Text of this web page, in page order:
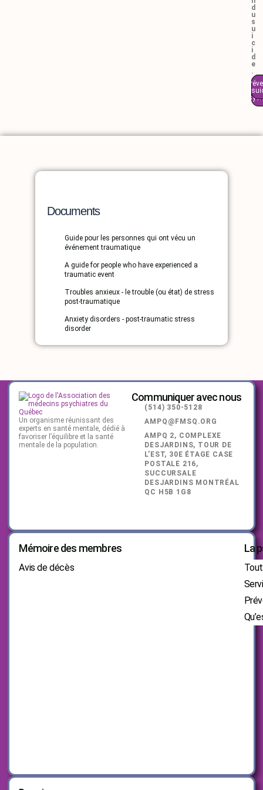
d
u
s
u
i
c
i
d
e
.
Documents
Guide pour les personnes qui ont vécu un
événement traumatique
A guide for people who have experienced a
traumatic event
Troubles anxieux - le trouble (ou état) de stress
post-traumatique
Anxiety disorders - post-traumatic stress
disorder
Un organisme réunissant des
experts en santé mentale, dédié à
favoriser l’équilibre et la santé
mentale de la population.
Communiquer avec nous
(514) 350-5128
AMPQ@FMSQ.ORG
AMPQ 2, COMPLEXE
DESJARDINS, TOUR DE
L’EST, 30E ÉTAGE CASE
POSTALE 216,
SUCCURSALE
DESJARDINS MONTRÉAL
QC H5B 1G8
Mémoire des membres
Avis de décès
La